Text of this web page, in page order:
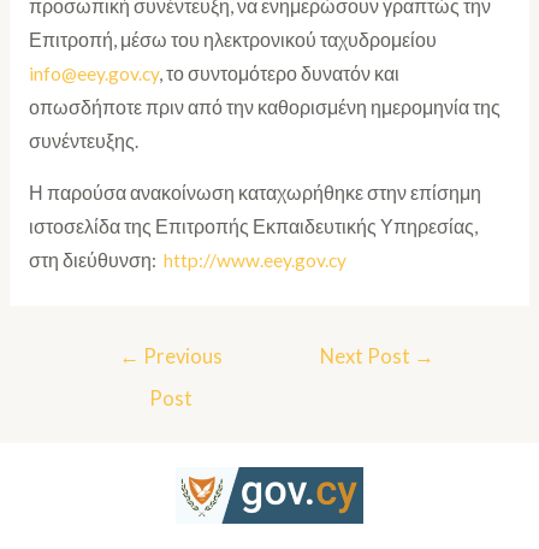
προσωπική συνέντευξη, να ενημερώσουν γραπτώς την
Επιτροπή, μέσω του ηλεκτρονικού ταχυδρομείου
info@eey.gov.cy, το συντομότερο δυνατόν και
οπωσδήποτε πριν από την καθορισμένη ημερομηνία της
συνέντευξης.
Η παρούσα ανακοίνωση καταχωρήθηκε στην επίσημη
ιστοσελίδα της Επιτροπής Εκπαιδευτικής Υπηρεσίας,
στη διεύθυνση: http://www.eey.gov.cy
← Previous
Post
Next Post →